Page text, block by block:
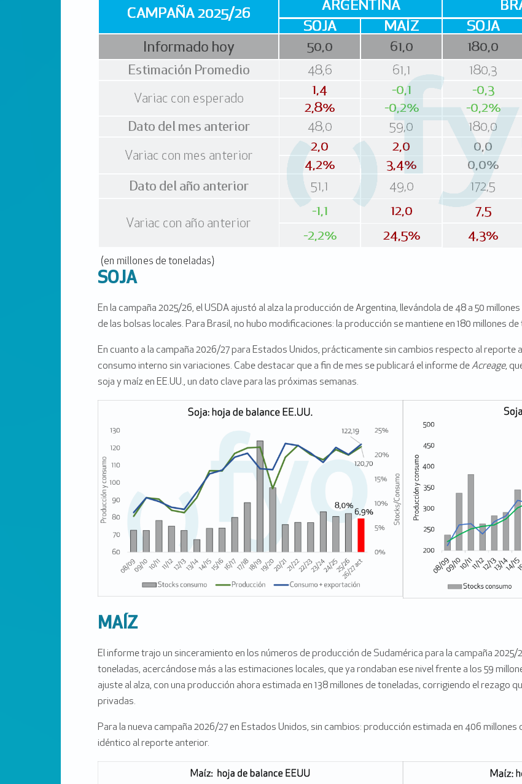
SOJA
En la campaña 2025/26, el USDA ajustó al alza la producción de Argentina, llevándola de 48 a 50
de las bolsas locales. Para Brasil, no hubo modificaciones: la producción se mantiene en 180 millones de
En cuanto a la campaña 2026/27 para Estados Unidos, prácticamente sin cambios respecto al
consumo interno sin variaciones. Cabe destacar que a fin de mes se publicará el informe deAcreage,
soja y maíz en EE.UU., un dato clave para las próximas semanas.
MAÍZ
El informe trajo un sinceramiento en los números de producción de Sudamérica para la campaña 2025/
toneladas, acercándose más a las estimaciones locales, que ya rondaban ese nivel frente a los 59
ajuste al alza, con una producción ahora estimada en 138 millones de toneladas, corrigiendo el rezago
privadas.
Para la nueva campaña 2026/27 en Estados Unidos, sin cambios: producción estimada en 406
idéntico al reporte anterior.